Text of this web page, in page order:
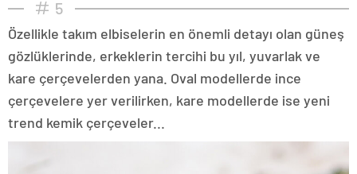
5
Özellikle takım elbiselerin en önemli detayı olan güneş
gözlüklerinde, erkeklerin tercihi bu yıl, yuvarlak ve
kare çerçevelerden yana. Oval modellerde ince
çerçevelere yer verilirken, kare modellerde ise yeni
trend kemik çerçeveler...